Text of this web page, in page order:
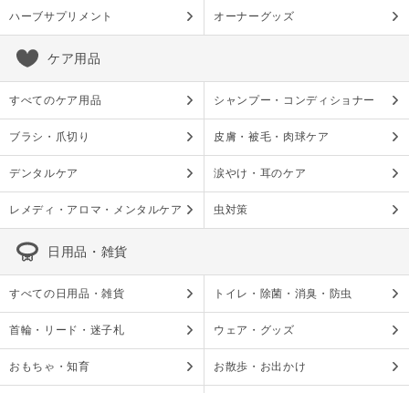
ハーブサプリメント オーナーグッズ
ケア用品
すべてのケア用品 シャンプー・コンディショナー
ブラシ・爪切り 皮膚・被毛・肉球ケア
デンタルケア 涙やけ・耳のケア
レメディ・アロマ・メンタルケア 虫対策
日用品・雑貨
すべての日用品・雑貨 トイレ・除菌・消臭・防虫
首輪・リード・迷子札 ウェア・グッズ
おもちゃ・知育 お散歩・お出かけ